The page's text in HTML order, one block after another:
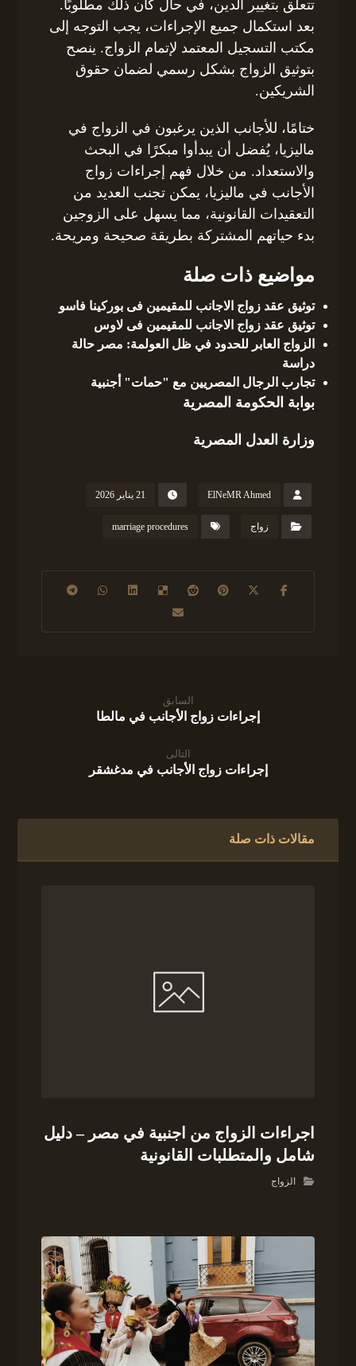
تتعلق بتغيير الدين، في حال كان ذلك مطلوبًا.
بعد استكمال جميع الإجراءات، يجب التوجه إلى
مكتب التسجيل المعتمد لإتمام الزواج. ينصح
بتوثيق الزواج بشكل رسمي لضمان حقوق
الشريكين.
ختامًا، للأجانب الذين يرغبون في الزواج في
ماليزيا، يُفضل أن يبدأوا مبكرًا في البحث
والاستعداد. من خلال فهم إجراءات زواج
الأجانب في ماليزيا، يمكن تجنب العديد من
التعقيدات القانونية، مما يسهل على الزوجين
بدء حياتهم المشتركة بطريقة صحيحة ومريحة.
مواضيع ذات صلة
توثيق عقد زواج الاجانب للمقيمين فى بوركينا فاسو
توثيق عقد زواج الاجانب للمقيمين فى لاوس
الزواج العابر للحدود في ظل العولمة: مصر حالة
دراسة
تجارب الرجال المصريين مع "حمات" أجنبية
بوابة الحكومة المصرية
وزارة العدل المصرية
ElNeMR Ahmed 21 يناير 2026
زواج marriage procedures
السابق
إجراءات زواج الأجانب في مالطا
التالى
إجراءات زواج الأجانب في مدغشقر
مقالات ذات صلة
اجراءات الزواج من اجنبية في مصر – دليل
شامل والمتطلبات القانونية
الزواج